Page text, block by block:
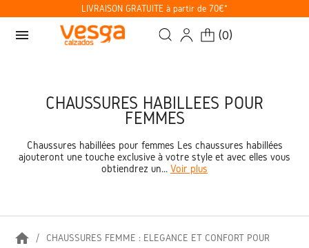
LIVRAISON GRATUITE à partir de 70€*
menu (0)
CHAUSSURES HABILLÉES POUR
FEMMES
Chaussures habillées pour femmes Les chaussures habillées
ajouteront une touche exclusive à votre style et avec elles vous
obtiendrez un... Voir plus
home
CHAUSSURES FEMME : ÉLÉGANCE ET CONFORT POUR